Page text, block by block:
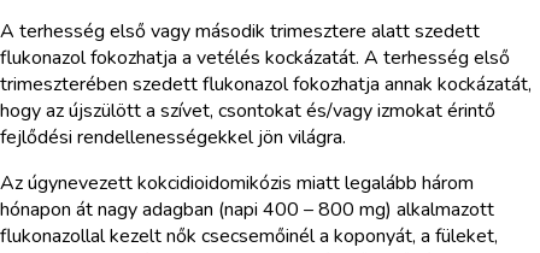
A terhesség első vagy második trimesztere alatt szedett
flukonazol fokozhatja a vetélés kockázatát. A terhesség első
trimeszterében szedett flukonazol fokozhatja annak kockázatát,
hogy az újszülött a szívet, csontokat és/vagy izmokat érintő
fejlődési rendellenességekkel jön világra.
Az úgynevezett kokcidioidomikózis miatt legalább három
hónapon át nagy adagban (napi 400 – 800 mg) alkalmazott
flukonazollal kezelt nők csecsemőinél a koponyát, a füleket,